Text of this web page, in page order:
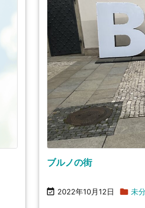
ブルノの街
 2022年10月12日  未